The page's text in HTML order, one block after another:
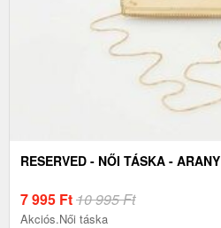
RESERVED - NŐI TÁSKA - ARANY
7 995 Ft10 995 Ft
Akciós.Női táska